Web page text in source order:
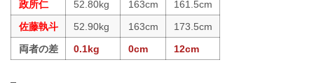
政所仁
52.80kg 163cm
161.5cm
佐藤執斗
52.90kg 163cm
173.5cm
両者の差
0.1kg 0cm 12cm